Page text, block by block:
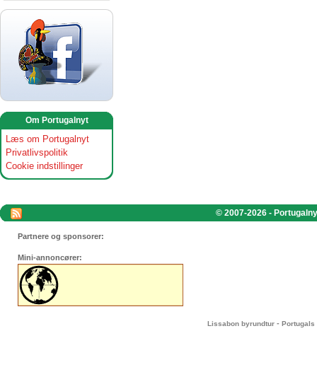
Om Portugalnyt
Læs om Portugalnyt
Privatlivspolitik
Cookie indstillinger
© 2007-2026 -
Partnere og sponsorer:
Mini-annoncører:
Lissabon byrundtur - Portugals